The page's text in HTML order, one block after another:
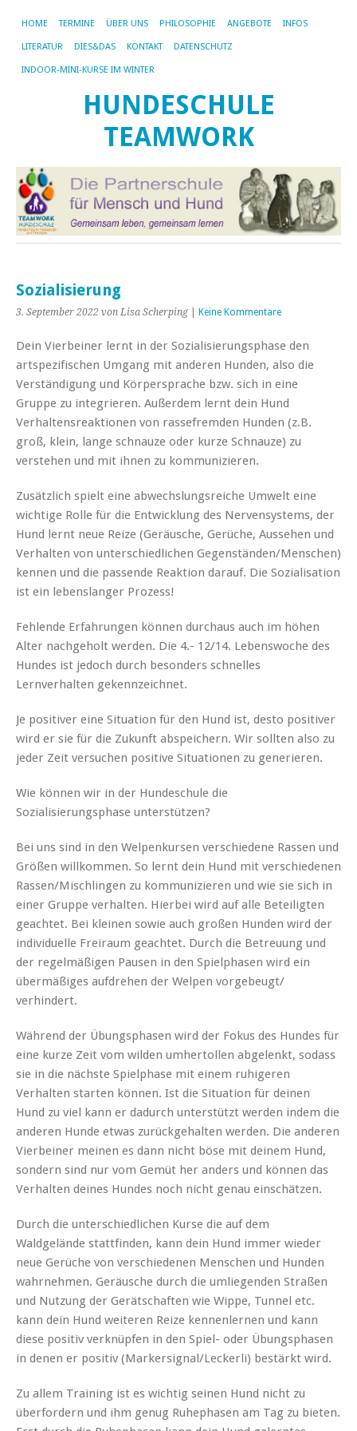
HOME TERMINE ÜBER UNS PHILOSOPHIE ANGEBOTE INFOS
LITERATUR DIES&DAS KONTAKT DATENSCHUTZ
INDOOR-MINI-KURSE IM WINTER
HUNDESCHULE
TEAMWORK
Sozialisierung
3. September 2022 von Lisa Scherping Keine Kommentare
Dein Vierbeiner lernt in der Sozialisierungsphase den
artspezifischen Umgang mit anderen Hunden, also die
Verständigung und Körpersprache bzw. sich in eine
Gruppe zu integrieren. Außerdem lernt dein Hund
Verhaltensreaktionen von rassefremden Hunden (z.B.
groß, klein, lange schnauze oder kurze Schnauze) zu
verstehen und mit ihnen zu kommunizieren.
Zusätzlich spielt eine abwechslungsreiche Umwelt eine
wichtige Rolle für die Entwicklung des Nervensystems, der
Hund lernt neue Reize (Geräusche, Gerüche, Aussehen und
Verhalten von unterschiedlichen Gegenständen/Menschen)
kennen und die passende Reaktion darauf. Die Sozialisation
ist ein lebenslanger Prozess!
Fehlende Erfahrungen können durchaus auch im höhen
Alter nachgeholt werden. Die 4.- 12/14. Lebenswoche des
Hundes ist jedoch durch besonders schnelles
Lernverhalten gekennzeichnet.
Je positiver eine Situation für den Hund ist, desto positiver
wird er sie für die Zukunft abspeichern. Wir sollten also zu
jeder Zeit versuchen positive Situationen zu generieren.
Wie können wir in der Hundeschule die
Sozialisierungsphase unterstützen?
Bei uns sind in den Welpenkursen verschiedene Rassen und
Größen willkommen. So lernt dein Hund mit verschiedenen
Rassen/Mischlingen zu kommunizieren und wie sie sich in
einer Gruppe verhalten. Hierbei wird auf alle Beteiligten
geachtet. Bei kleinen sowie auch großen Hunden wird der
individuelle Freiraum geachtet. Durch die Betreuung und
der regelmäßigen Pausen in den Spielphasen wird ein
übermäßiges aufdrehen der Welpen vorgebeugt/
verhindert.
Während der Übungsphasen wird der Fokus des Hundes für
eine kurze Zeit vom wilden umhertollen abgelenkt, sodass
sie in die nächste Spielphase mit einem ruhigeren
Verhalten starten können. Ist die Situation für deinen
Hund zu viel kann er dadurch unterstützt werden indem die
anderen Hunde etwas zurückgehalten werden. Die anderen
Vierbeiner meinen es dann nicht böse mit deinem Hund,
sondern sind nur vom Gemüt her anders und können das
Verhalten deines Hundes noch nicht genau einschätzen.
Durch die unterschiedlichen Kurse die auf dem
Waldgelände stattfinden, kann dein Hund immer wieder
neue Gerüche von verschiedenen Menschen und Hunden
wahrnehmen. Geräusche durch die umliegenden Straßen
und Nutzung der Gerätschaften wie Wippe, Tunnel etc.
kann dein Hund weiteren Reize kennenlernen und kann
diese positiv verknüpfen in den Spiel- oder Übungsphasen
in denen er positiv (Markersignal/Leckerli) bestärkt wird.
Zu allem Training ist es wichtig seinen Hund nicht zu
überfordern und ihm genug Ruhephasen am Tag zu bieten.